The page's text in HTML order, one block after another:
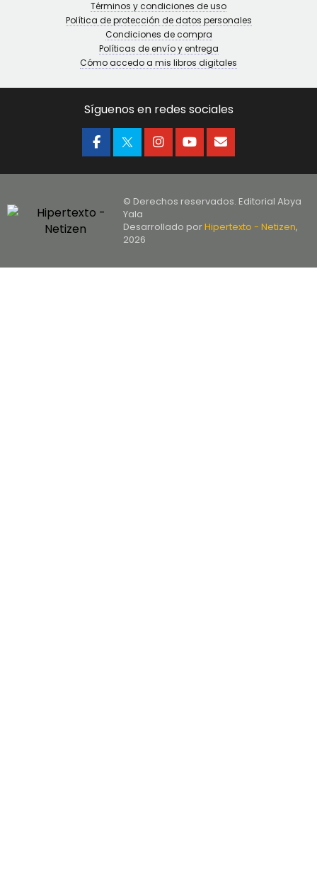
Términos y condiciones de uso
Política de protección de datos personales
Condiciones de compra
Políticas de envío y entrega
Cómo accedo a mis libros digitales
Síguenos en redes sociales
© Derechos reservados. Editorial Abya
Yala
Desarrollado porHipertexto - Netizen,
2026